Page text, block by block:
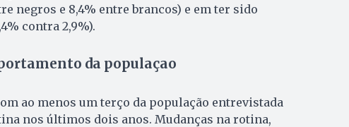
negros e 8,4% entre brancos) e em ter sido
contra 2,9%).
da populaçao
ao menos um terço da população entrevistada
nos últimos dois anos. Mudanças na rotina,